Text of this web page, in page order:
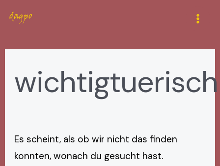
Inhalt
wichtigtuerisch
Es scheint, als ob wir nicht das finden
konnten, wonach du gesucht hast.
nach: